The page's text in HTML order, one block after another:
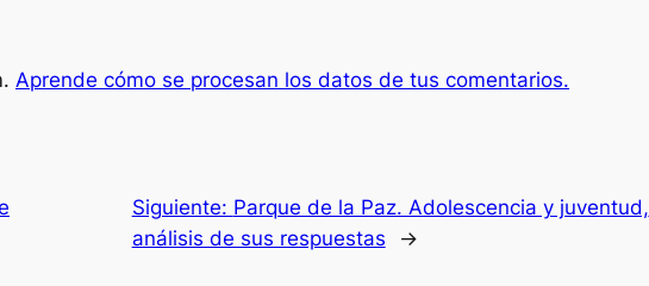
Aprende cómo se procesan los datos de tus comentarios.
Siguiente: Parque de la Paz. Adolescencia y juventud,
análisis de sus respuestas
→